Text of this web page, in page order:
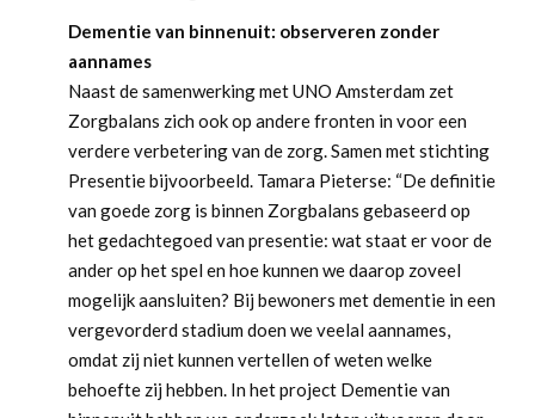
Dementie van binnenuit: observeren zonder
aannames
Naast de samenwerking met UNO Amsterdam zet
Zorgbalans zich ook op andere fronten in voor een
verdere verbetering van de zorg. Samen met stichting
Presentie bijvoorbeeld. Tamara Pieterse: “De definitie
van goede zorg is binnen Zorgbalans gebaseerd op
het gedachtegoed van presentie: wat staat er voor de
ander op het spel en hoe kunnen we daarop zoveel
mogelijk aansluiten? Bij bewoners met dementie in een
vergevorderd stadium doen we veelal aannames,
omdat zij niet kunnen vertellen of weten welke
behoefte zij hebben. In het project Dementie van